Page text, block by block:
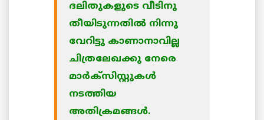
ദലിതുകളുടെ വീടിനു
തീയിടുന്നതില്‍ നിന്നു
വേറിട്ടു കാണാനാവില്ല
ചിത്രലേഖക്കു നേരെ
മാര്‍ക്‌സിസ്റ്റുകള്‍
നടത്തിയ
അതിക്രമങ്ങള്‍.